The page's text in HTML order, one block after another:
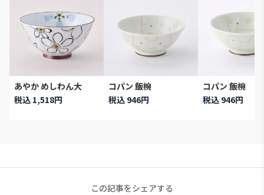
あやか めしわん大
税込 1,518円
コパン 飯椀
税込 946円
コパン 飯椀
税込 946円
この記事をシェアする